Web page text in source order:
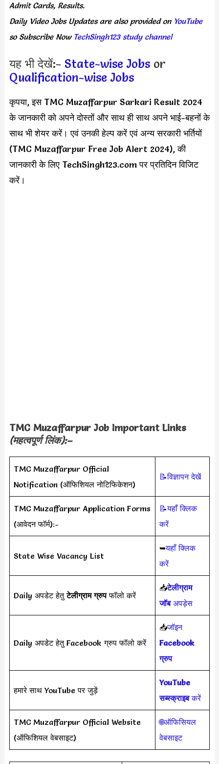
Admit Cards, Results.
Daily Video Jobs Updates are also provided onYouTube
so Subscribe Now TechSingh123 study channel
यह भी देखें:- State-wise Jobs or
Qualification-wise Jobs
कृपया, इस TMC Muzaffarpur Sarkari Result 2024
के जानकारी को अपने दोस्तों और साथ ही साथ अपने भाई-बहनों के
साथ भी शेयर करें। एवं उनकी हेल्प करें एवं अन्य सरकारी भर्तियों
(TMC Muzaffarpur Free Job Alert 2024), की
जानकारी के लिए TechSingh123.com पर प्रतिदिन विजिट
करें।
TMC Muzaffarpur Job Important Links
(महत्वपूर्ण लिंक):–
TMC Muzaffarpur Official
Notification (ऑफिशियल नोटिफिकेशन)
📝विज्ञापन देखें
TMC Muzaffarpur Application Forms
(आवेदन फॉर्म):-
📝यहाँ क्लिक
करें
State Wise Vacancy List
➥यहाँ क्लिक
करें
Daily अपडेट हेतुटेलीग्राम ग्रुपफॉलो करें
📥टेलीग्राम
जॉबअपड़ेस
Daily अपडेट हेतु Facebook ग्रुप फॉलो करें
📥जॉइन
Facebook
ग्रुप
हमारे साथ YouTube पर जुड़ें
YouTube
सब्स्क्राइबकरें
TMC Muzaffarpur Official Website
(ऑफिशियल वेबसाइट)
🌐ऑफिसियल
वेबसाइट